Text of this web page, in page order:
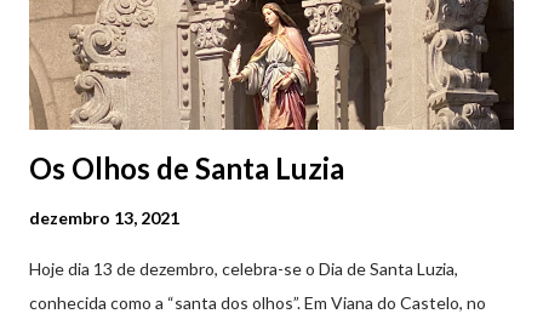
Os Olhos de Santa Luzia
dezembro 13, 2021
Hoje dia 13 de dezembro, celebra-se o Dia de Santa Luzia,
conhecida como a “santa dos olhos”. Em Viana do Castelo, no